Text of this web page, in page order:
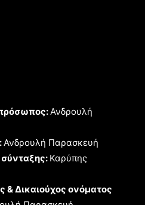
Ανδρουλή
Ανδρουλή Παρασκευή
Καρύπης
& Δικαιούχος ονόματος